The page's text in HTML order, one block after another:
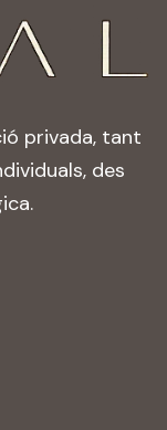
privada, tant
des